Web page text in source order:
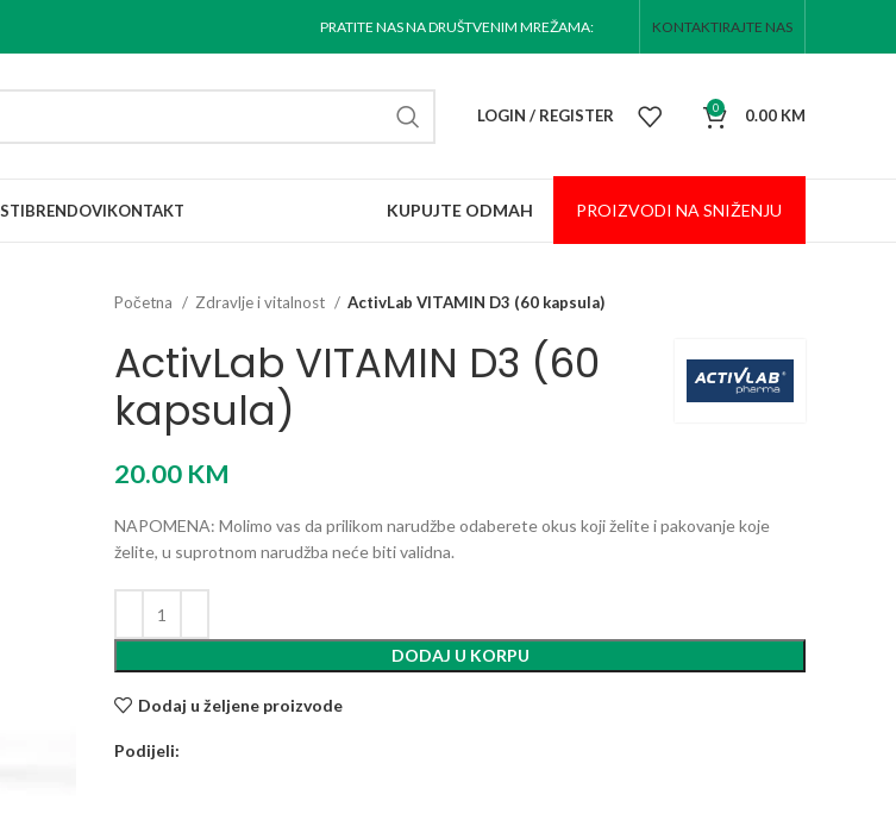
PRATITE NAS NA DRUŠTVENIM MREŽAMA: KONTAKTIRAJTE NAS
LOGIN / REGISTER 0 0.00 KM
BRENDOVIKONTAKT KUPUJTE ODMAH PROIZVODI NA SNIŽENJU
Početna Zdravlje i vitalnost ActivLab VITAMIN D3 (60 kapsula)
ActivLab VITAMIN D3 (60
kapsula)
20.00 KM
NAPOMENA: Molimo vas da prilikom narudžbe odaberete okus koji želite i pakovanje koje
želite, u suprotnom narudžba neće biti validna.
DODAJ U KORPU
Dodaj u željene proizvode
Podijeli: